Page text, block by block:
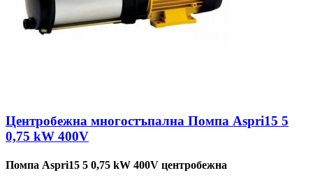
Центробежна многостъпална Помпа Aspri15 5
0,75 kW 400V
Помпа Aspri15 5 0,75 kW 400V центробежна